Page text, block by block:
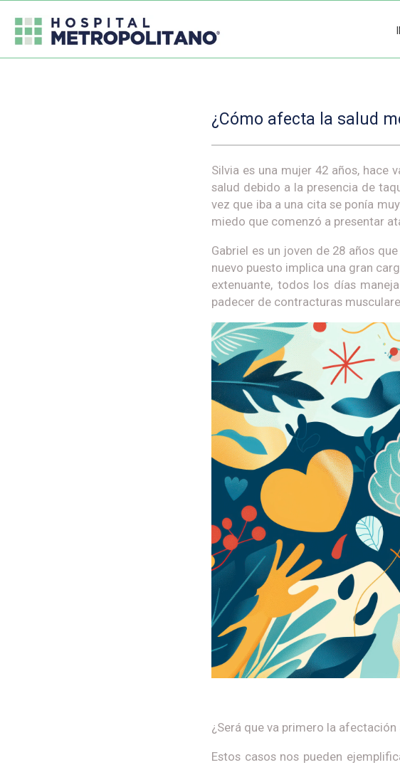
¿Cómo afecta la salud
Silvia es una mujer 42 años, hace
salud debido a la presencia de
vez que iba a una cita se ponía
miedo que comenzó a presentar
Gabriel es un joven de 28 años
nuevo puesto implica una gran
extenuante, todos los días
padecer de contracturas
¿Será que va primero la
Estos casos nos pueden